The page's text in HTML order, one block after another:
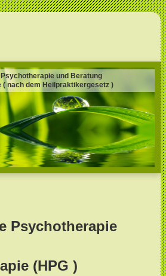
und Beratung
( nach dem Heilpraktikergesetz )
Psychotherapie
(HPG )